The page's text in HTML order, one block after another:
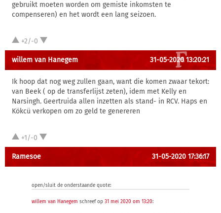
gebruikt moeten worden om gemiste inkomsten te
compenseren) en het wordt een lang seizoen.
+2/-0
willem van Hanegem 31-05-2020 13:20:21
Ik hoop dat nog weg zullen gaan, want die komen zwaar tekort:
van Beek ( op de transferlijst zeten), idem met Kelly en
Narsingh. Geertruida allen inzetten als stand- in RCV. Haps en
Kökcü verkopen om zo geld te genereren
+1/-0
Ramesoe 31-05-2020 17:36:17
open/sluit de onderstaande quote:
willem van Hanegem schreef op 31 mei 2020 om 13:20: